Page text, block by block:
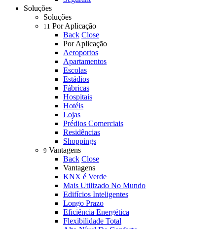
Soluções
Soluções
11 Por Aplicação
Back Close
Por Aplicação
Aeroportos
Apartamentos
Escolas
Estádios
Fábricas
Hospitais
Hotéis
Lojas
Prédios Comerciais
Residências
Shoppings
9 Vantagens
Back Close
Vantagens
KNX é Verde
Mais Utilizado No Mundo
Edifícios Inteligentes
Longo Prazo
Eficiência Energética
Flexibilidade Total